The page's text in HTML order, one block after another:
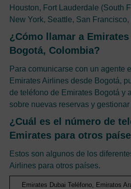
Houston, Fort Lauderdale (South
New York, Seattle, San
¿Cómo llamar a
Bogotá, Colombia?
Para comunicarse con un agente
Emirates Airlines desde Bogotá,
de teléfono de Emirates Bogotá y
sobre nuevas reservas y gestionar
¿Cuál es el número de
Emirates para otros
Estos son algunos de los
Airlines para otros países.
Emirates Dubai Teléfono, Emiratos